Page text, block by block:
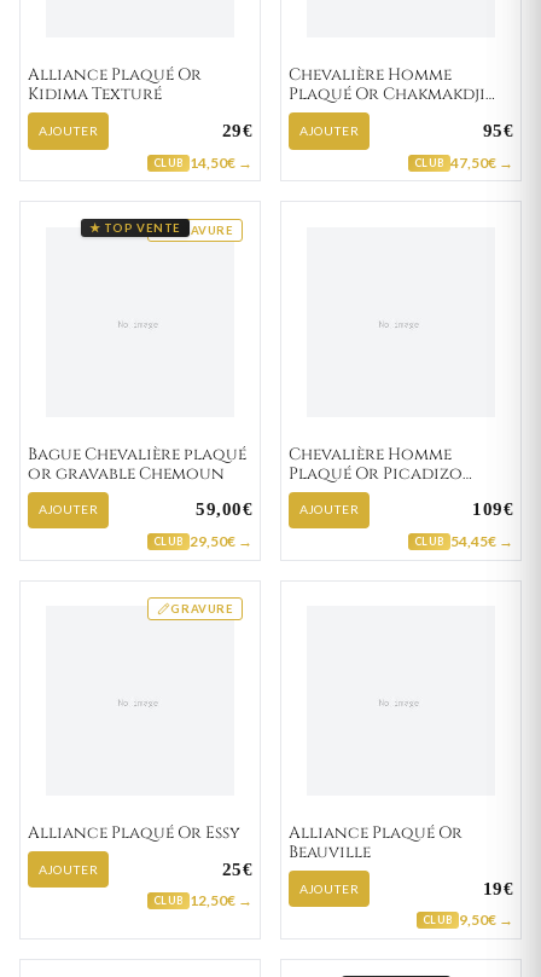
Alliance Plaqué Or
Kidima Texturé
AJOUTER 29€
CLUB 14,50€ →
Chevalière Homme
Plaqué Or Chakmakdji
Onyx
AJOUTER 95€
CLUB 47,50€ →
GRAVURE
★ TOP VENTE
Bague Chevalière plaqué
or gravable Chemoun
AJOUTER 59,00€
CLUB 29,50€ →
Chevalière Homme
Plaqué Or Picadizo
Onyx
AJOUTER 109€
CLUB 54,45€ →
GRAVURE
Alliance Plaqué Or Essy
AJOUTER 25€
CLUB 12,50€ →
Alliance Plaqué Or
Beauville
AJOUTER 19€
CLUB 9,50€ →